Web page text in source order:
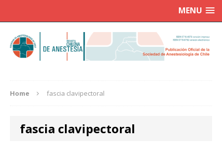
MENU
Home fascia clavipectoral
fascia clavipectoral